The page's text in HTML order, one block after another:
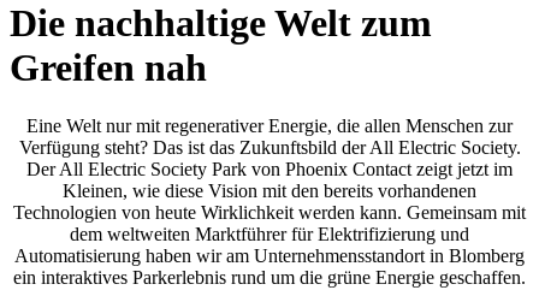
Die nachhaltige Welt zum
Greifen nah
Eine Welt nur mit regenerativer Energie, die allen Menschen zur
Verfügung steht? Das ist das Zukunftsbild der All Electric Society.
Der All Electric Society Park von Phoenix Contact zeigt jetzt im
Kleinen, wie diese Vision mit den bereits vorhandenen
Technologien von heute Wirklichkeit werden kann. Gemeinsam mit
dem weltweiten Marktführer für Elektrifizierung und
Automatisierung haben wir am Unternehmensstandort in Blomberg
ein interaktives Parkerlebnis rund um die grüne Energie geschaffen.